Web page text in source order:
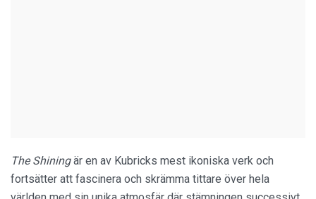
The Shiningär en av Kubricks mest ikoniska verk och
fortsätter att fascinera och skrämma tittare över hela